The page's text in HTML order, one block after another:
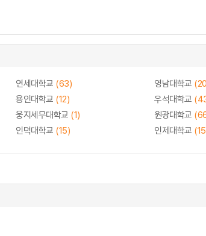
연세대학교 (63) 영남대학교
용인대학교 (12) 우석대학교
웅지세무대학교 (1) 원광대학교
인덕대학교 (15) 인제대학교